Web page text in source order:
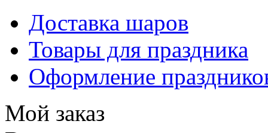
Доставка шаров
Товары для праздника
Оформление
Мой заказ